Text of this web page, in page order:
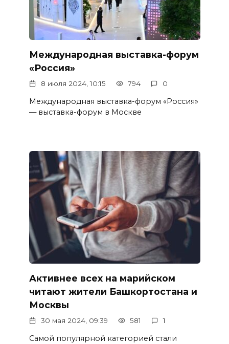
Международная выставка-форум
«Россия»
8 июля 2024, 10:15 794 0
Международная выставка-форум «Россия»
— выставка-форум в Москве
Активнее всех на марийском
читают жители Башкортостана и
Москвы
30 мая 2024, 09:39 581 1
Самой популярной категорией стали